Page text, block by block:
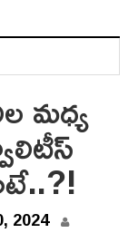
మధ్య
2024